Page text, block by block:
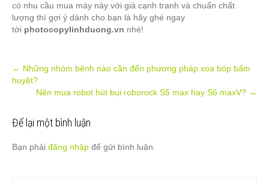
có nhu cầu mua máy này với giá cạnh tranh và chuẩn chất
lượng thì gợi ý dành cho bạn là hãy ghé ngay
tới photocopylinhduong.vn nhé!
Post
navigation
← Những nhóm bệnh nào cần đến phương pháp xoa bóp bấm
huyệt?
Nên mua robot hút bụi roborock S5 max hay S6 maxV? →
Để lại một bình luận
Bạn phải đăng nhập để gửi bình luận.